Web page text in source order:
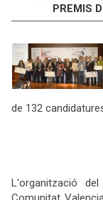
PREMIS
de 132
L'organització